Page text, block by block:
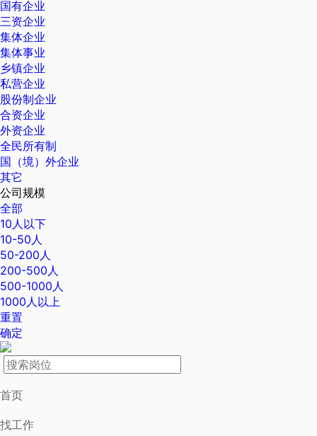
国有企业
三资企业
集体企业
集体事业
乡镇企业
私营企业
股份制企业
合资企业
外资企业
全民所有制
国（境）外企业
其它
公司规模
全部
10人以下
10-50人
50-200人
200-500人
500-1000人
1000人以上
重置
确定
首页
找工作